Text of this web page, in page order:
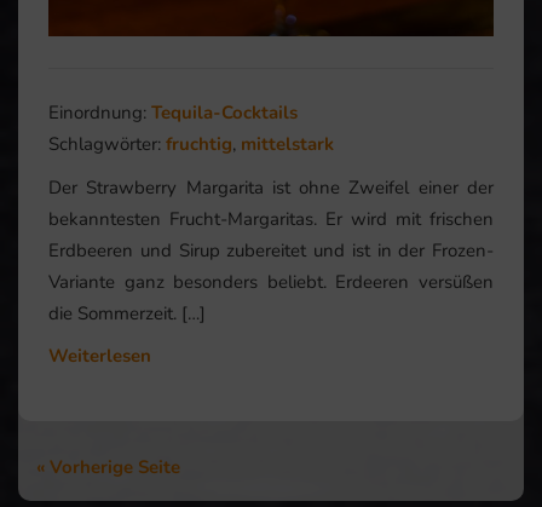
Einordnung: Tequila-Cocktails
Schlagwörter: fruchtig, mittelstark
Der Strawberry Margarita ist ohne Zweifel einer der
bekanntesten Frucht-Margaritas. Er wird mit frischen
Erdbeeren und Sirup zubereitet und ist in der Frozen-
Variante ganz besonders beliebt. Erdeeren versüßen
die Sommerzeit. […]
Weiterlesen
« Vorherige Seite